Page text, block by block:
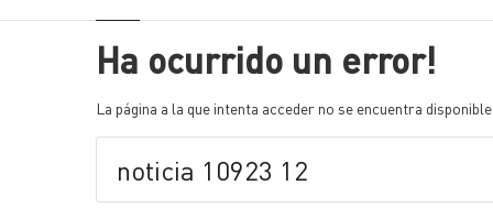
Ha ocurrido un error!
La página a la que intenta acceder no se encuentra disponible.